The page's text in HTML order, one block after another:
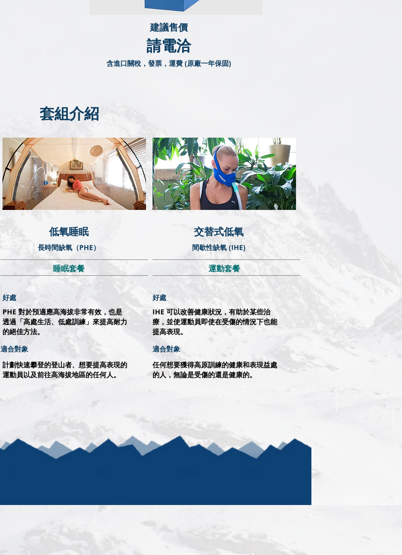
建議售價
請電洽
含進口關稅，發票，運費 (原廠一年保固)
​套組介紹
低氧睡眠
長時間缺氧（PHE）
​交替式低氧
間歇性缺氧 (IHE)
睡眠套餐 運動套餐
好處
PHE 對於預適應高海拔非常有效，也是
透過「高處生活、低處訓練」來提高耐力
的絕佳方法。
適合對象
計劃快速攀登的登山者、想要提高表現的
運動員以及前往高海拔地區的任何人。
好處
IHE 可以改善健康狀況，有助於某些治
療，並使運動員即使在受傷的情況下也能
提高表現。
適合對象
任何想要獲得高原訓練的健康和表現益處
的人，無論是受傷的還是健康的。